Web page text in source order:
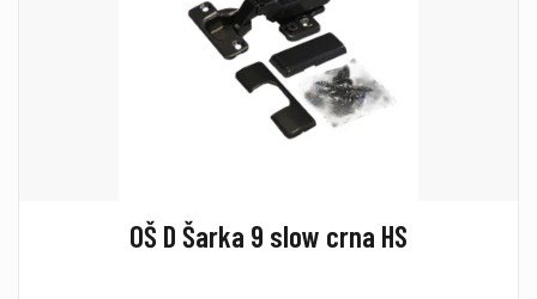
OŠ D Šarka 9 slow crna HS